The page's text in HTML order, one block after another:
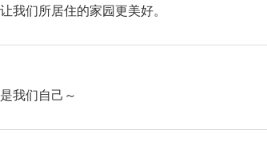
我们所居住的家园更美好。
我们自己～